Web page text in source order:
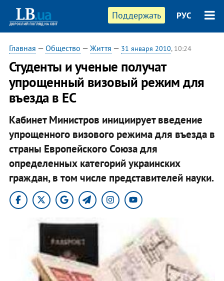
Поддержать РУС
Главная — Общество — Життя — 31 января 2010, 10:24
Студенты и ученые получат
упрощенный визовый режим для
въезда в ЕС
Кабинет Министров инициирует введение
упрощенного визового режима для въезда в
страны Европейского Союза для
определенных категорий украинских
граждан, в том числе представителей науки.